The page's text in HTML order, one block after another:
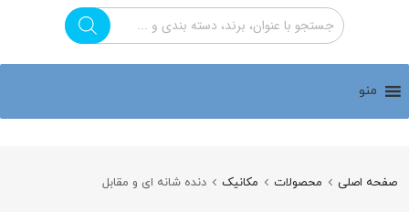
منو
صفحه اصلی محصولات مکانیک دنده شانه ای و مقابل